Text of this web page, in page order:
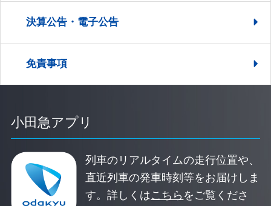
決算公告・電子公告
免責事項
小田急アプリ
列車のリアルタイムの走行位置や、
直近列車の発車時刻等をお届けしま
す。詳しくはこちら をご覧くださ